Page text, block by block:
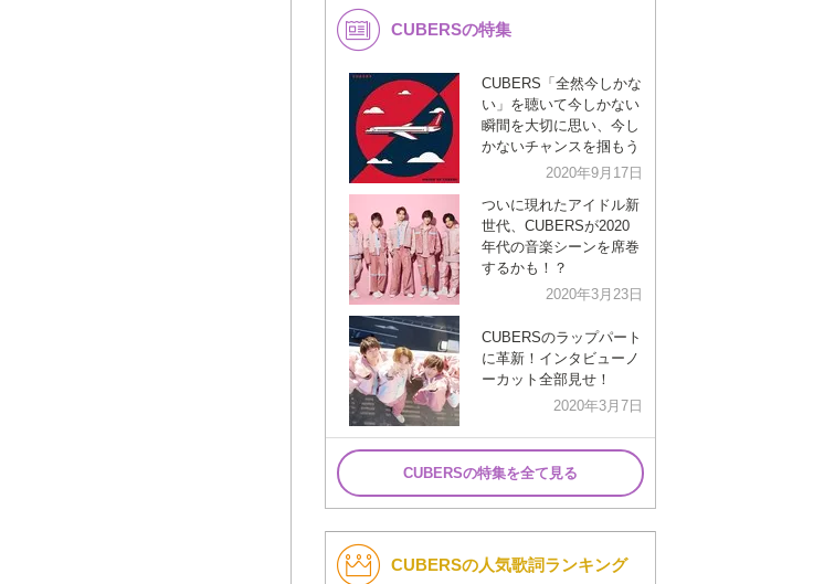
CUBERSの特集
CUBERS「全然今しかな
い」を聴いて今しかない
瞬間を大切に思い、今し
かないチャンスを掴もう
2020年9月17日
ついに現れたアイドル新
世代、CUBERSが2020
年代の音楽シーンを席巻
するかも！？
2020年3月23日
CUBERSのラップパート
に革新！インタビューノ
ーカット全部見せ！
2020年3月7日
CUBERSの特集を全て見る
CUBERSの人気歌詞ランキング